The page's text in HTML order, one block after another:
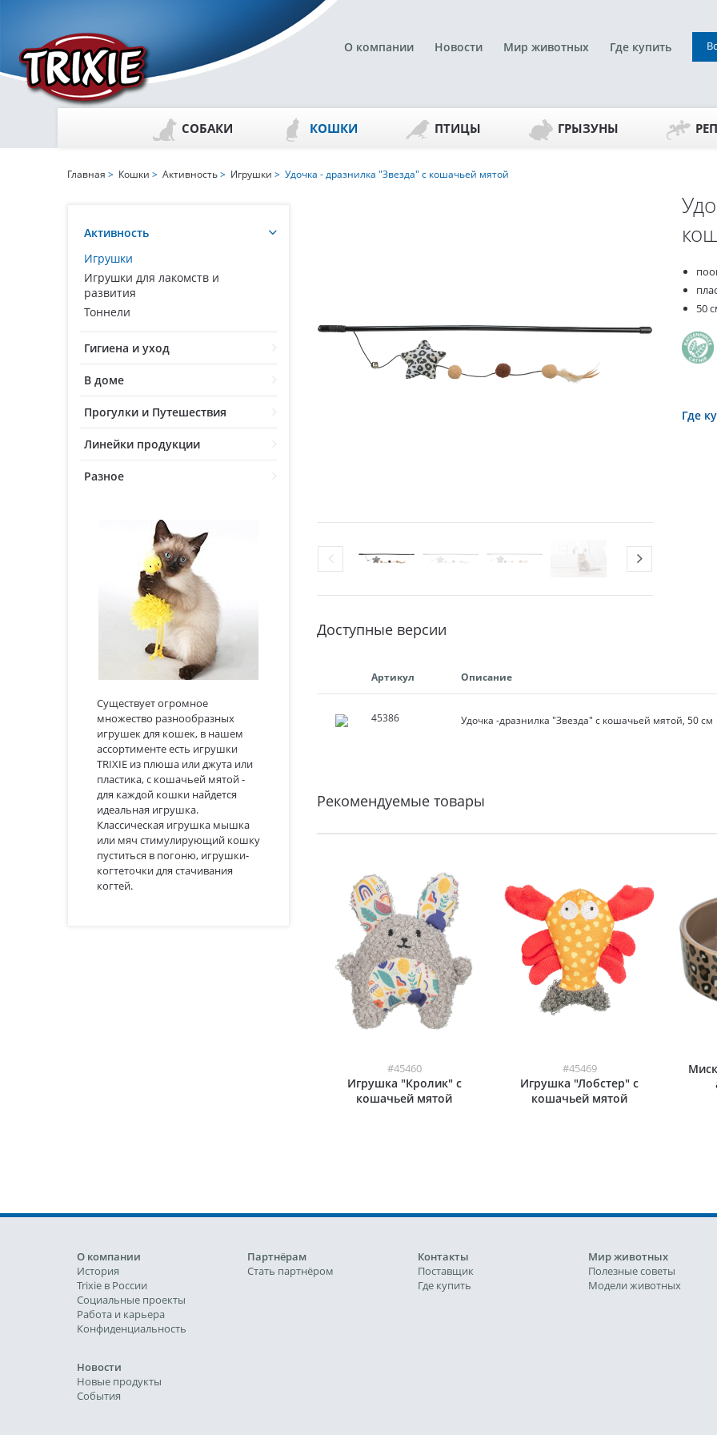
О компании Новости Мир животных Где купить
СОБАКИ КОШКИ ПТИЦЫ ГРЫЗУНЫ
Активность
Игрушки
Игрушки для лакомств и
развития
Тоннели
Гигиена и уход
В доме
Прогулки и Путешествия
Линейки продукции
Разное
Существует огромное
множество разнообразных
игрушек для кошек, в нашем
ассортименте есть игрушки
TRIXIE из плюша или джута или
пластика, с кошачьей мятой -
для каждой кошки найдется
идеальная игрушка.
Классическая игрушка мышка
или мяч стимулирующий кошку
пуститься в погоню, игрушки-
когтеточки для стачивания
когтей.
Главная > Кошки > Активность> Игрушки > Удочка - дразнилка "Звезда" с кошачьей мятой
50
Где
Доступные версии
Артикул Описание
45386 Удочка -дразнилка "Звезда" с кошачьей мятой, 50 см
Рекомендуемые товары
#45460
Игрушка "Кролик" с
кошачьей мятой
#45469
Игрушка "Лобстер" с
кошачьей мятой
О компании
История
Trixie в России
Социальные проекты
Работа и карьера
Конфиденциальность
Партнёрам
Стать партнёром
Контакты
Поставщик
Где купить
Мир животных
Полезные советы
Модели животных
Новости
Новые продукты
События